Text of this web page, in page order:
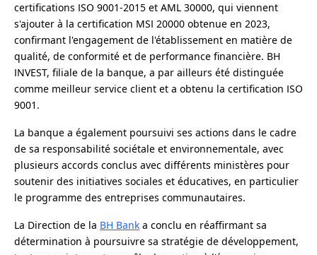
certifications ISO 9001-2015 et AML 30000, qui viennent
s'ajouter à la certification MSI 20000 obtenue en 2023,
confirmant l'engagement de l'établissement en matière de
qualité, de conformité et de performance financière. BH
INVEST, filiale de la banque, a par ailleurs été distinguée
comme meilleur service client et a obtenu la certification ISO
9001.
La banque a également poursuivi ses actions dans le cadre
de sa responsabilité sociétale et environnementale, avec
plusieurs accords conclus avec différents ministères pour
soutenir des initiatives sociales et éducatives, en particulier
le programme des entreprises communautaires.
La Direction de la BH Bank a conclu en réaffirmant sa
détermination à poursuivre sa stratégie de développement,